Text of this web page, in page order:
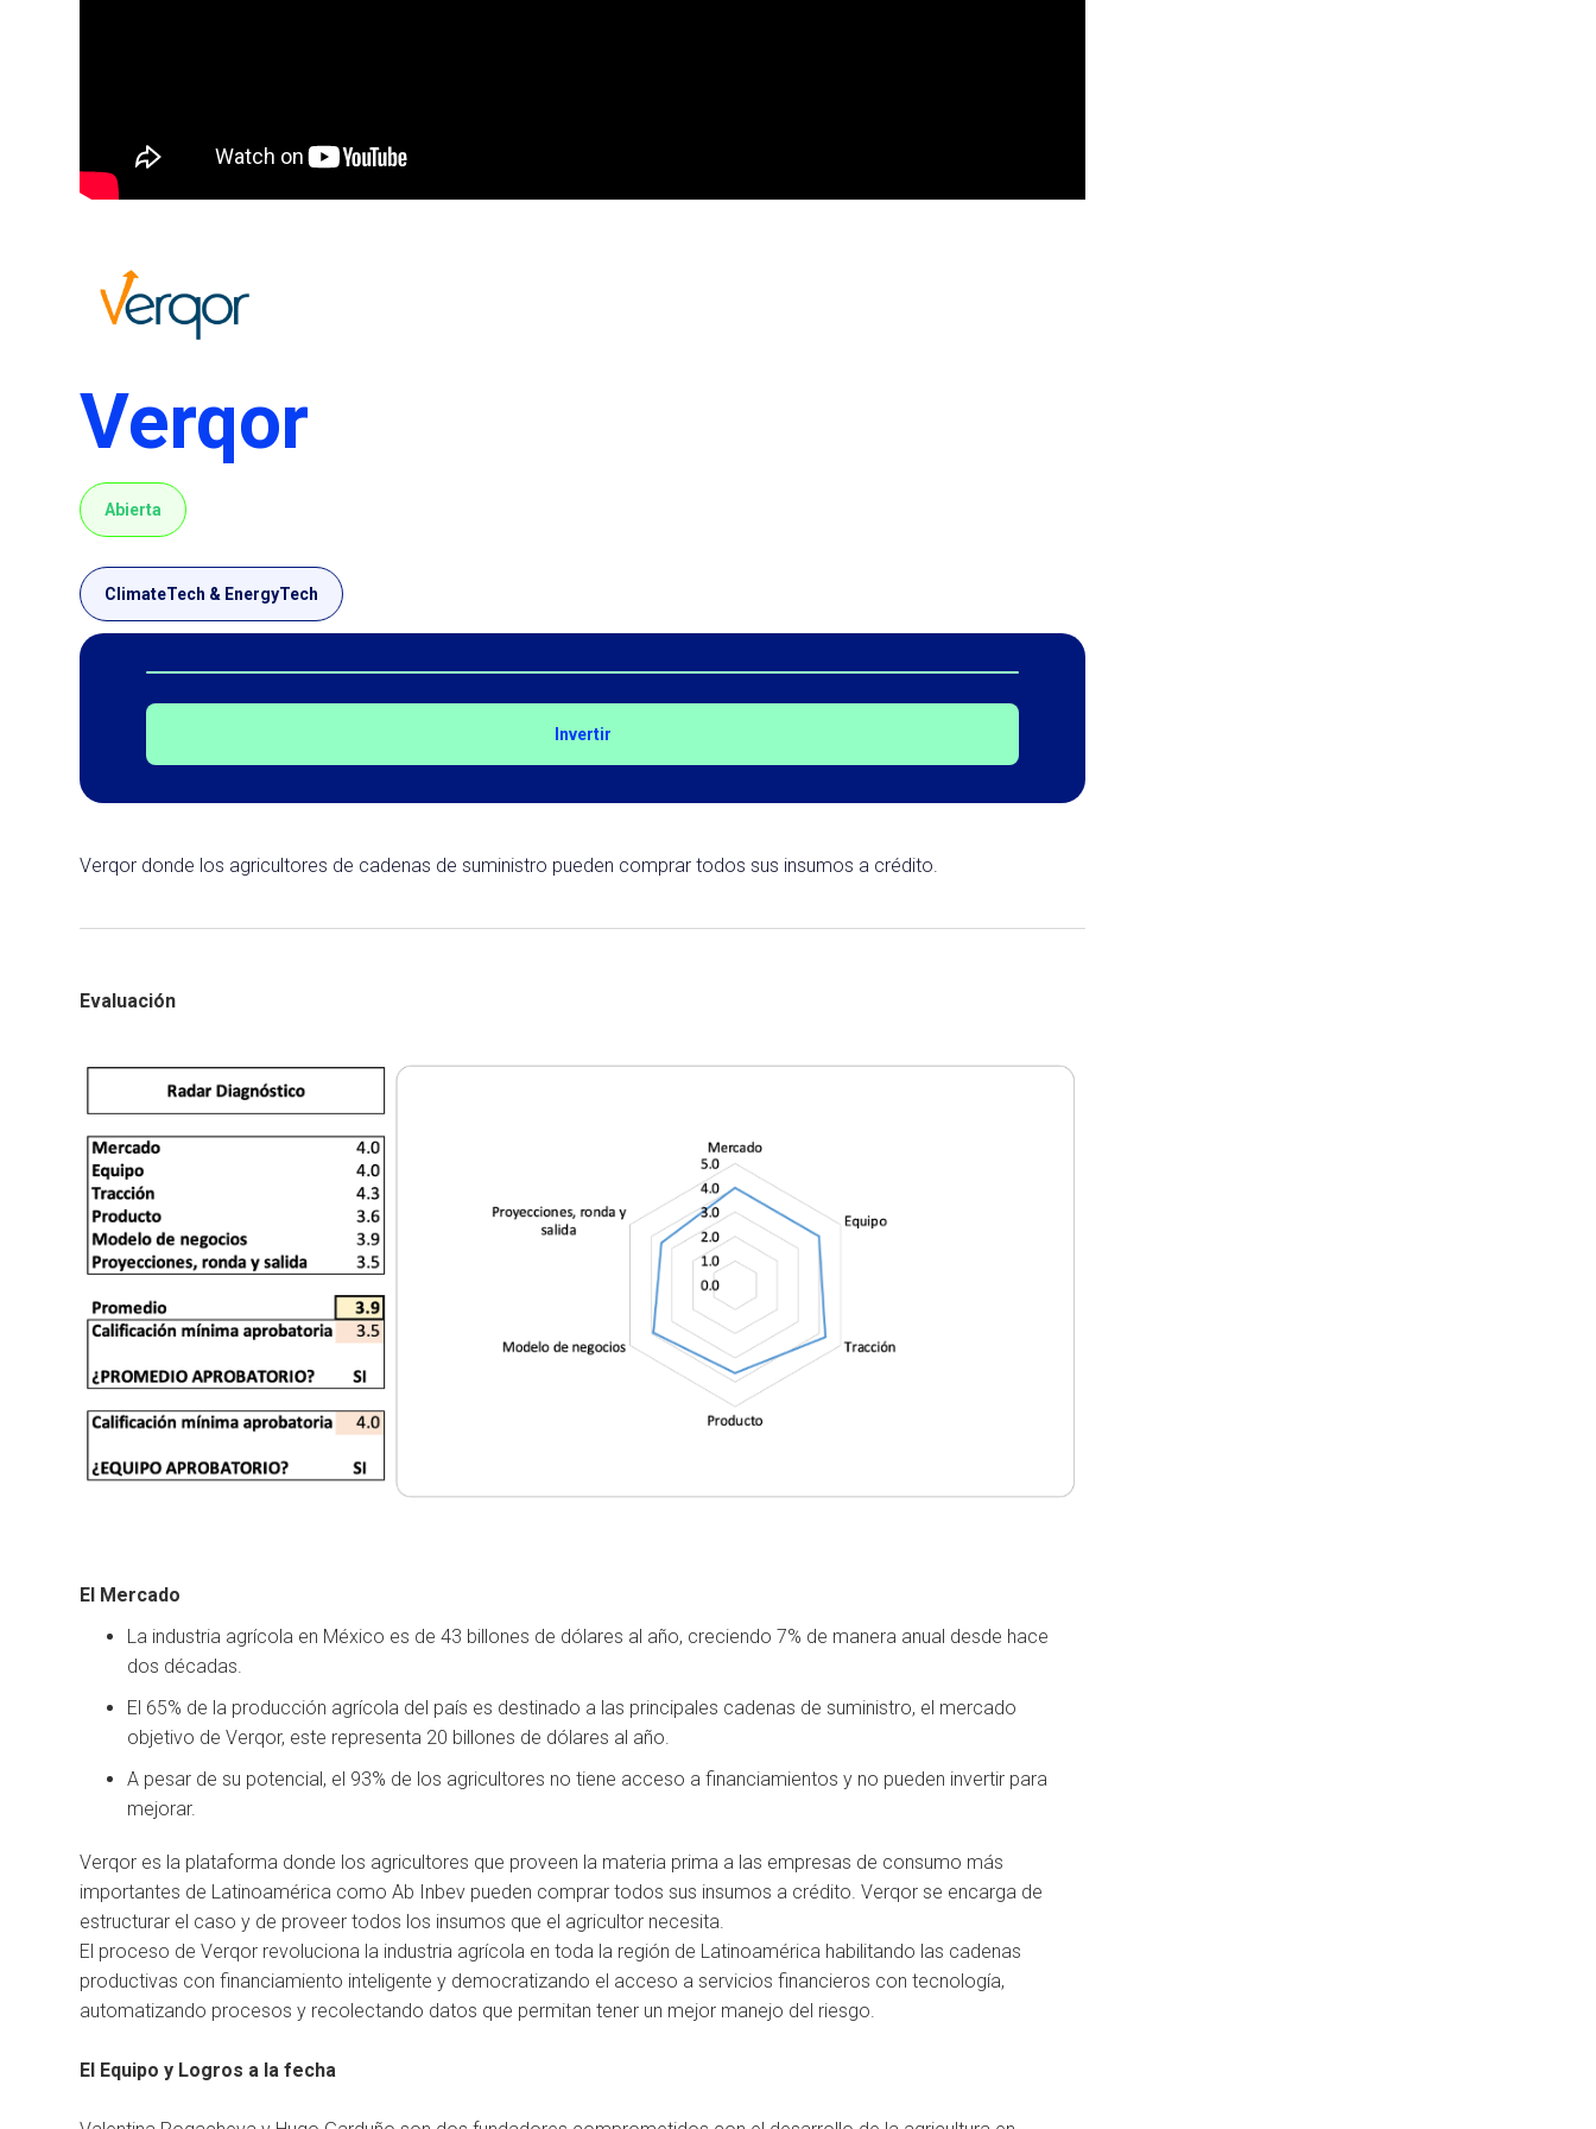
Verqor
Abierta
ClimateTech & EnergyTech
Invertir
Verqor donde los agricultores de cadenas de suministro pueden comprar todos sus insumos a crédito.
Evaluación
El Mercado
La industria agrícola en México es de 43 billones de dólares al año, creciendo 7% de manera anual desde hace
dos décadas.
El 65% de la producción agrícola del país es destinado a las principales cadenas de suministro, el mercado
objetivo de Verqor, este representa 20 billones de dólares al año.
A pesar de su potencial, el 93% de los agricultores no tiene acceso a financiamientos y no pueden invertir para
mejorar.
Verqor es la plataforma donde los agricultores que proveen la materia prima a las empresas de consumo más
importantes de Latinoamérica como Ab Inbev pueden comprar todos sus insumos a crédito. Verqor se encarga de
estructurar el caso y de proveer todos los insumos que el agricultor necesita.
El proceso de Verqor revoluciona la industria agrícola en toda la región de Latinoamérica habilitando las cadenas
productivas con financiamiento inteligente y democratizando el acceso a servicios financieros con tecnología,
automatizando procesos y recolectando datos que permitan tener un mejor manejo del riesgo.
El Equipo y Logros a la fecha